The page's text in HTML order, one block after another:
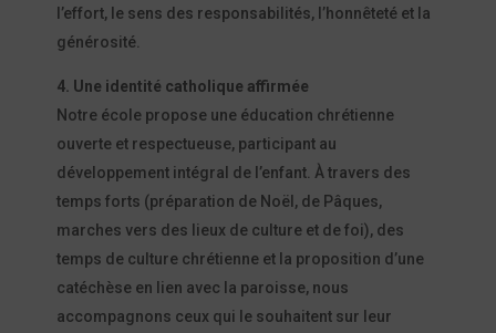
l’effort, le sens des responsabilités, l’honnêteté et la
générosité.
4. Une identité catholique affirmée
Notre école propose une éducation chrétienne
ouverte et respectueuse, participant au
développement intégral de l’enfant. À travers des
temps forts (préparation de Noël, de Pâques,
marches vers des lieux de culture et de foi), des
temps de culture chrétienne et la proposition d’une
catéchèse en lien avec la paroisse, nous
accompagnons ceux qui le souhaitent sur leur